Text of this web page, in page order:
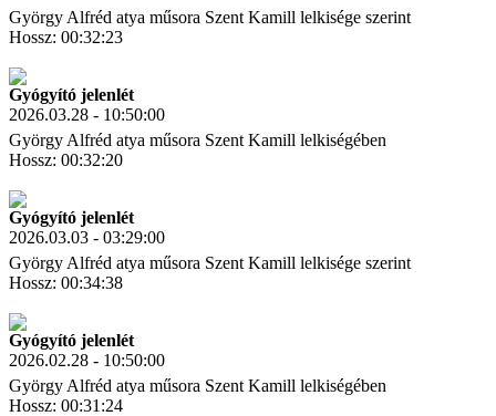
György Alfréd atya műsora Szent Kamill lelkisége szerint
Hossz: 00:32:23
Gyógyító jelenlét
2026.03.28 - 10:50:00
György Alfréd atya műsora Szent Kamill lelkiségében
Hossz: 00:32:20
Gyógyító jelenlét
2026.03.03 - 03:29:00
György Alfréd atya műsora Szent Kamill lelkisége szerint
Hossz: 00:34:38
Gyógyító jelenlét
2026.02.28 - 10:50:00
György Alfréd atya műsora Szent Kamill lelkiségében
Hossz: 00:31:24